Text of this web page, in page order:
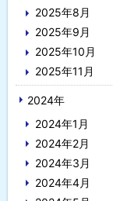
2025年8月
2025年9月
2025年10月
2025年11月
2024年
2024年1月
2024年2月
2024年3月
2024年4月